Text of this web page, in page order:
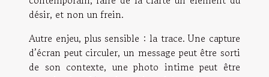
désir, et non un frein.
Autre enjeu, plus sensible : la trace. Une capture
d’écran peut circuler, un message peut être sorti
de son contexte, une photo intime peut être